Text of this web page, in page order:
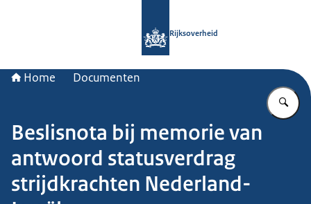
Rijksoverheid
Home Documenten
Beslisnota bij memorie van
antwoord statusverdrag
strijdkrachten Nederland-